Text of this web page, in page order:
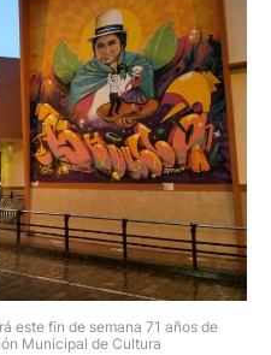
este fin de semana 71 años de
Municipal de Cultura